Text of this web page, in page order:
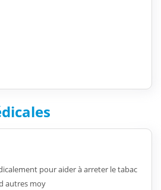
pour aider à arreter le tabac
autres moy